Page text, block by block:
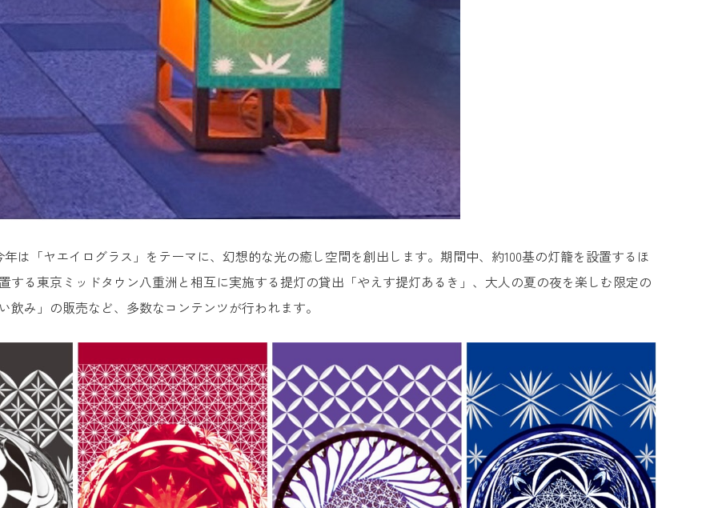
は「ヤエイログラス」をテーマに、幻想的な光の癒し空間を創出します。期間中、約100基の灯籠を設置するほ
する東京ミッドタウン八重洲と相互に実施する提灯の貸出「やえす提灯あるき」、大人の夏の夜を楽しむ限定の
飲み」の販売など、多数なコンテンツが行われます。